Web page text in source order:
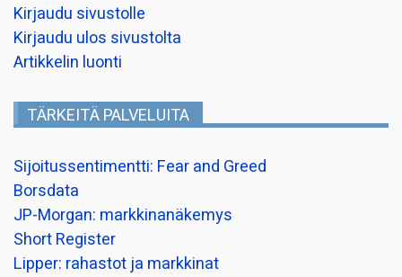
Kirjaudu sivustolle
Kirjaudu ulos sivustolta
Artikkelin luonti
TÄRKEITÄ PALVELUITA
Sijoitussentimentti: Fear and Greed
Borsdata
JP-Morgan: markkinanäkemys
Short Register
Lipper: rahastot ja markkinat